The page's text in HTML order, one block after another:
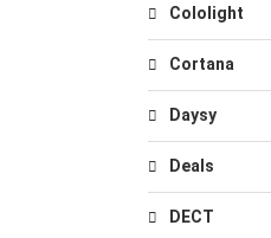
Cololight
Cortana
Daysy
Deals
DECT